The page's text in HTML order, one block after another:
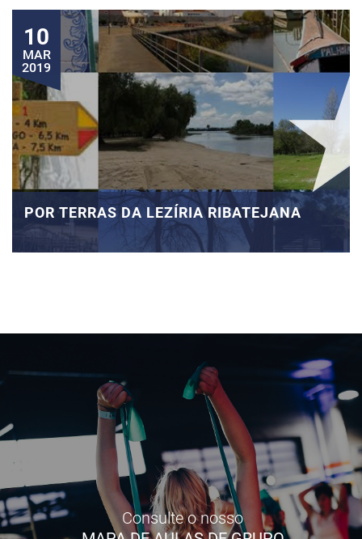
10
MAR
2019
POR TERRAS DA LEZÍRIA RIBATEJANA
Consulte o nosso